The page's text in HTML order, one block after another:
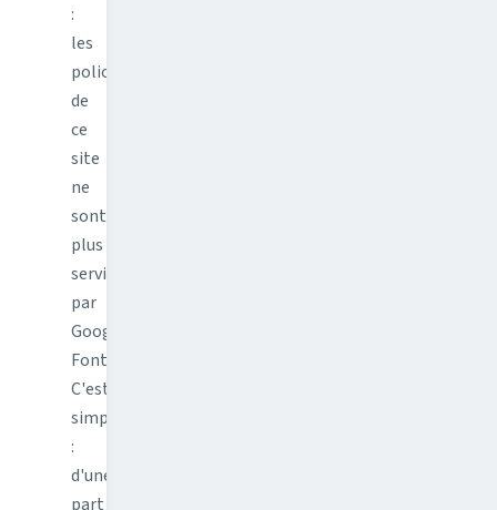
:
les
polices
de
ce
site
ne
sont
plus
servies
par
Google
Fonts.
C'est
simple
:
d'une
part